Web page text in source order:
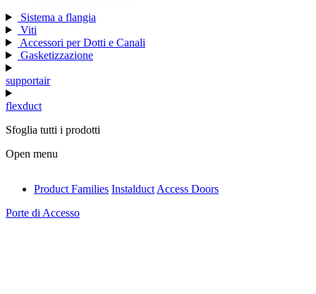
Sistema a flangia
Viti
Accessori per Dotti e Canali
Gasketizzazione
supportair
flexduct
Sfoglia tutti i prodotti
Open menu
antivib
isolfix
Product Families Instalduct Access Doors
Porte di Accesso